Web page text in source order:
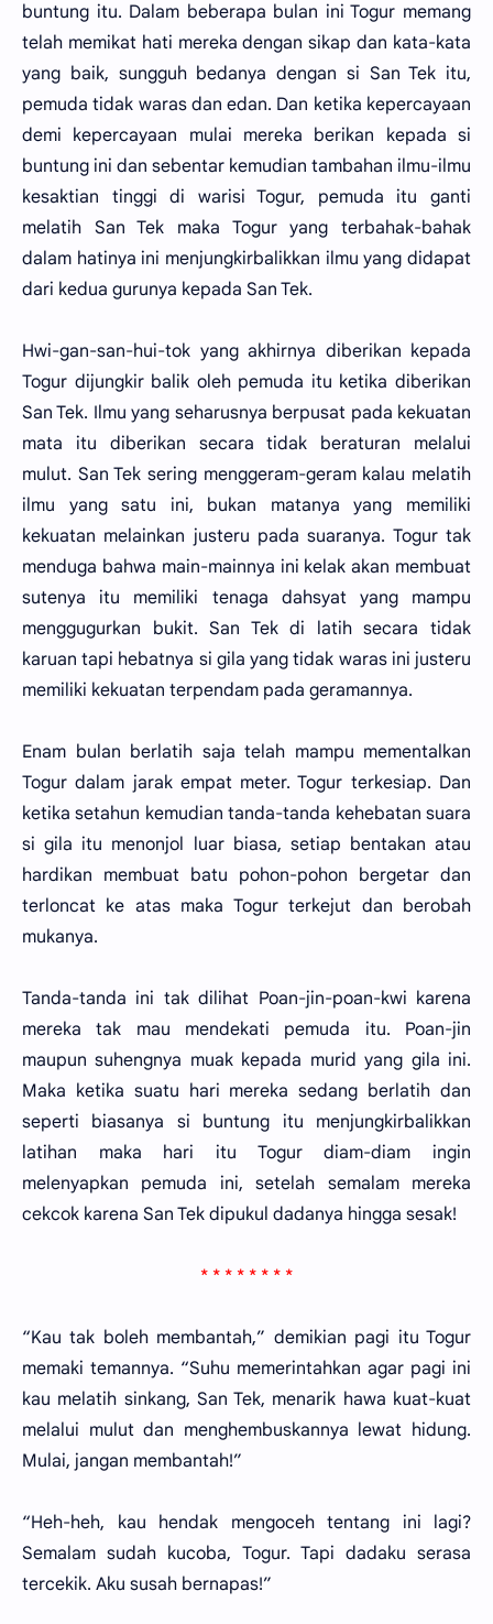
buntung itu. Dalam beberapa bulan ini Togur memang
telah memikat hati mereka dengan sikap dan kata-kata
yang baik, sungguh bedanya dengan si San Tek itu,
pemuda tidak waras dan edan. Dan ketika kepercayaan
demi kepercayaan mulai mereka berikan kepada si
buntung ini dan sebentar kemudian tambahan ilmu-ilmu
kesaktian tinggi di warisi Togur, pemuda itu ganti
melatih San Tek maka Togur yang terbahak-bahak
dalam hatinya ini menjungkirbalikkan ilmu yang didapat
dari kedua gurunya kepada San Tek.
Hwi-gan-san-hui-tok yang akhirnya diberikan kepada
Togur dijungkir balik oleh pemuda itu ketika diberikan
San Tek. Ilmu yang seharusnya berpusat pada kekuatan
mata itu diberikan secara tidak beraturan melalui
mulut. San Tek sering menggeram-geram kalau melatih
ilmu yang satu ini, bukan matanya yang memiliki
kekuatan melainkan justeru pada suaranya. Togur tak
menduga bahwa main-mainnya ini kelak akan membuat
sutenya itu memiliki tenaga dahsyat yang mampu
menggugurkan bukit. San Tek di latih secara tidak
karuan tapi hebatnya si gila yang tidak waras ini justeru
memiliki kekuatan terpendam pada geramannya.
Enam bulan berlatih saja telah mampu mementalkan
Togur dalam jarak empat meter. Togur terkesiap. Dan
ketika setahun kemudian tanda-tanda kehebatan suara
si gila itu menonjol luar biasa, setiap bentakan atau
hardikan membuat batu pohon-pohon bergetar dan
terloncat ke atas maka Togur terkejut dan berobah
mukanya.
Tanda-tanda ini tak dilihat Poan-jin-poan-kwi karena
mereka tak mau mendekati pemuda itu. Poan-jin
maupun suhengnya muak kepada murid yang gila ini.
Maka ketika suatu hari mereka sedang berlatih dan
seperti biasanya si buntung itu menjungkirbalikkan
latihan maka hari itu Togur diam-diam ingin
melenyapkan pemuda ini, setelah semalam mereka
cekcok karena San Tek dipukul dadanya hingga sesak!
* * * * * * * *
“Kau tak boleh membantah,” demikian pagi itu Togur
memaki temannya. “Suhu memerintahkan agar pagi ini
kau melatih sinkang, San Tek, menarik hawa kuat-kuat
melalui mulut dan menghembuskannya lewat hidung.
Mulai, jangan membantah!”
“Heh-heh, kau hendak mengoceh tentang ini lagi?
Semalam sudah kucoba, Togur. Tapi dadaku serasa
tercekik. Aku susah bernapas!”